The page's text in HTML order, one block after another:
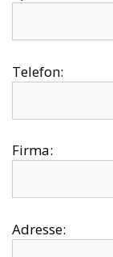
Telefon:
Firma:
Adresse: